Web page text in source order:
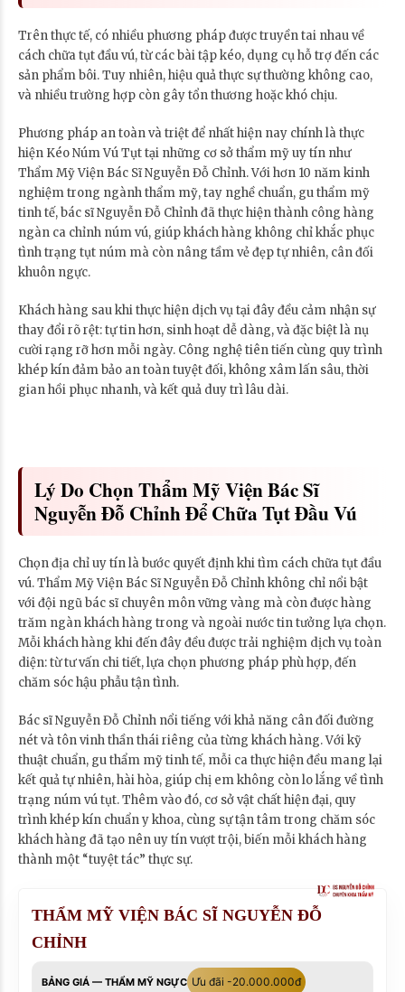
Trên thực tế, có nhiều phương pháp được truyền tai nhau về
cách chữa tụt đầu vú, từ các bài tập kéo, dụng cụ hỗ trợ đến các
sản phẩm bôi. Tuy nhiên, hiệu quả thực sự thường không cao,
và nhiều trường hợp còn gây tổn thương hoặc khó chịu.
Phương pháp an toàn và triệt để nhất hiện nay chính là thực
hiện Kéo Núm Vú Tụt tại những cơ sở thẩm mỹ uy tín như
Thẩm Mỹ Viện Bác Sĩ Nguyễn Đỗ Chỉnh. Với hơn 10 năm kinh
nghiệm trong ngành thẩm mỹ, tay nghề chuẩn, gu thẩm mỹ
tinh tế, bác sĩ Nguyễn Đỗ Chỉnh đã thực hiện thành công hàng
ngàn ca chỉnh núm vú, giúp khách hàng không chỉ khắc phục
tình trạng tụt núm mà còn nâng tầm vẻ đẹp tự nhiên, cân đối
khuôn ngực.
Khách hàng sau khi thực hiện dịch vụ tại đây đều cảm nhận sự
thay đổi rõ rệt: tự tin hơn, sinh hoạt dễ dàng, và đặc biệt là nụ
cười rạng rỡ hơn mỗi ngày. Công nghệ tiên tiến cùng quy trình
khép kín đảm bảo an toàn tuyệt đối, không xâm lấn sâu, thời
gian hồi phục nhanh, và kết quả duy trì lâu dài.
Lý Do Chọn Thẩm Mỹ Viện Bác Sĩ
Nguyễn Đỗ Chỉnh Để Chữa Tụt Đầu Vú
Chọn địa chỉ uy tín là bước quyết định khi tìm cách chữa tụt đầu
vú. Thẩm Mỹ Viện Bác Sĩ Nguyễn Đỗ Chỉnh không chỉ nổi bật
với đội ngũ bác sĩ chuyên môn vững vàng mà còn được hàng
trăm ngàn khách hàng trong và ngoài nước tin tưởng lựa chọn.
Mỗi khách hàng khi đến đây đều được trải nghiệm dịch vụ toàn
diện: từ tư vấn chi tiết, lựa chọn phương pháp phù hợp, đến
chăm sóc hậu phẫu tận tình.
Bác sĩ Nguyễn Đỗ Chỉnh nổi tiếng với khả năng cân đối đường
nét và tôn vinh thần thái riêng của từng khách hàng. Với kỹ
thuật chuẩn, gu thẩm mỹ tinh tế, mỗi ca thực hiện đều mang lại
kết quả tự nhiên, hài hòa, giúp chị em không còn lo lắng về tình
trạng núm vú tụt. Thêm vào đó, cơ sở vật chất hiện đại, quy
trình khép kín chuẩn y khoa, cùng sự tận tâm trong chăm sóc
khách hàng đã tạo nên uy tín vượt trội, biến mỗi khách hàng
thành một “tuyệt tác” thực sự.
THẨM MỸ VIỆN BÁC SĨ NGUYỄN ĐỖ
CHỈNH
BẢNG GIÁ — THẨM MỸ NGỰC Ưu đãi -20.000.000đ